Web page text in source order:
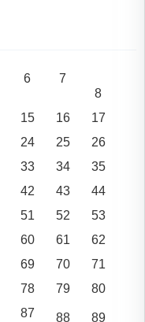
6
7
8
15 16
17
24 25
26
33 34
35
42 43
44
51 52
53
60 61
62
69 70
71
78 79
80
87 88
89